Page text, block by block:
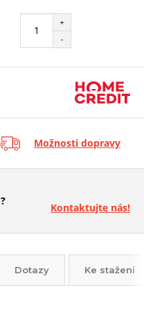
+
-
Možnosti dopravy
Kontaktujte nás!
Dotazy Ke stažení